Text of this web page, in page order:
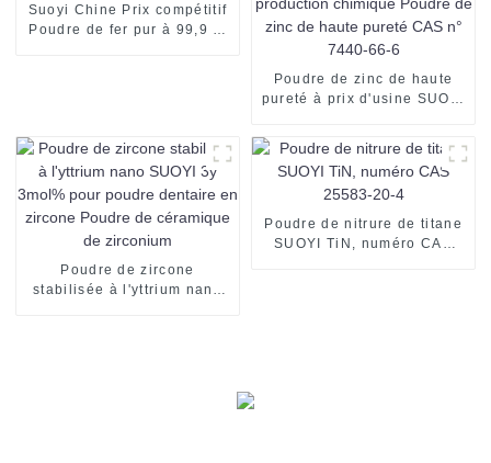
Suoyi Chine Prix compétitif
Poudre de fer pur à 99,9 %
Poudre de zinc de haute
pureté à prix d'usine SUOYI
de qualité industrielle pour
la production chimique
Poudre de zinc de haute
pureté CAS n° 7440-66-6
Poudre de zircone
stabilisée à l'yttrium nano
Poudre de nitrure de titane
SUOYI TiN, numéro CAS